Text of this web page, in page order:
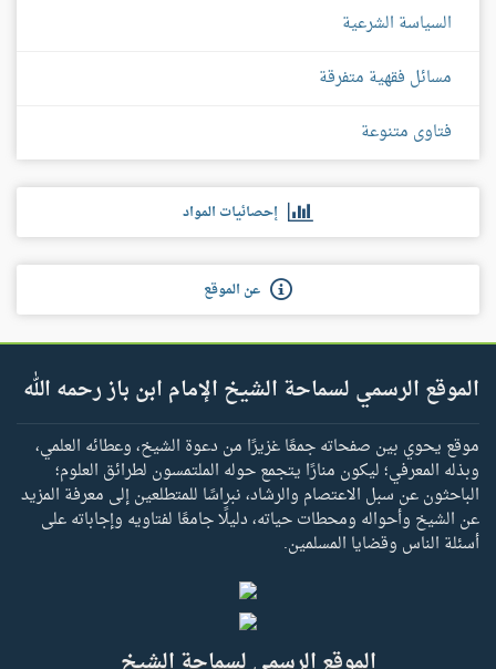
السياسة الشرعية
مسائل فقهية متفرقة
فتاوى متنوعة
إحصائيات المواد
عن الموقع
الموقع الرسمي لسماحة الشيخ الإمام ابن باز رحمه الله
موقع يحوي بين صفحاته جمعًا غزيرًا من دعوة الشيخ، وعطائه العلمي،
وبذله المعرفي؛ ليكون منارًا يتجمع حوله الملتمسون لطرائق العلوم؛
الباحثون عن سبل الاعتصام والرشاد، نبراسًا للمتطلعين إلى معرفة المزيد
عن الشيخ وأحواله ومحطات حياته، دليلًا جامعًا لفتاويه وإجاباته على
أسئلة الناس وقضايا المسلمين.